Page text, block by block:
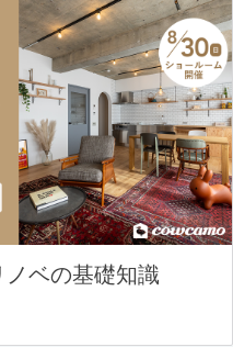
ベの基礎知識